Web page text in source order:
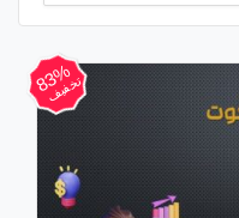
83%
تخفیف